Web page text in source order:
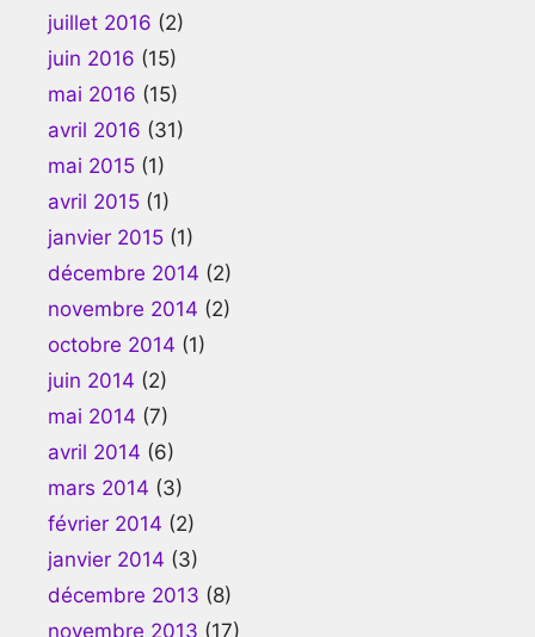
juillet 2016 (2)
juin 2016 (15)
mai 2016 (15)
avril 2016 (31)
mai 2015 (1)
avril 2015 (1)
janvier 2015 (1)
décembre 2014 (2)
novembre 2014 (2)
octobre 2014 (1)
juin 2014 (2)
mai 2014 (7)
avril 2014 (6)
mars 2014 (3)
février 2014 (2)
janvier 2014 (3)
décembre 2013 (8)
novembre 2013 (17)